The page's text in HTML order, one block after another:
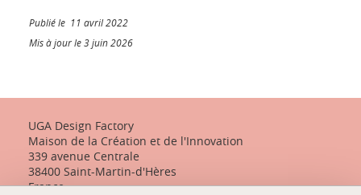
Publié le 11 avril 2022
Mis à jour le 3 juin 2026
UGA Design Factory
Maison de la Création et de l'Innovation
339 avenue Centrale
38400 Saint-Martin-d'Hères
France